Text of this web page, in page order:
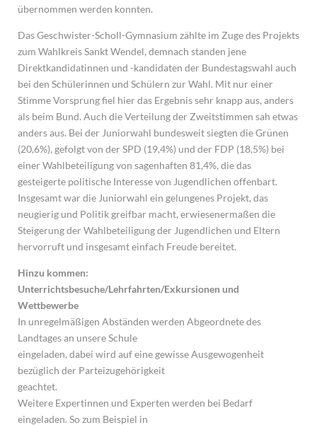
übernommen werden konnten.
Das Geschwister-Scholl-Gymnasium zählte im Zuge des Projekts
zum Wahlkreis Sankt Wendel, demnach standen jene
Direktkandidatinnen und -kandidaten der Bundestagswahl auch
bei den Schülerinnen und Schülern zur Wahl. Mit nur einer
Stimme Vorsprung fiel hier das Ergebnis sehr knapp aus, anders
als beim Bund. Auch die Verteilung der Zweitstimmen sah etwas
anders aus. Bei der Juniorwahl bundesweit siegten die Grünen
(20,6%), gefolgt von der SPD (19,4%) und der FDP (18,5%) bei
einer Wahlbeteiligung von sagenhaften 81,4%, die das
gesteigerte politische Interesse von Jugendlichen offenbart.
Insgesamt war die Juniorwahl ein gelungenes Projekt, das
neugierig und Politik greifbar macht, erwiesenermaßen die
Steigerung der Wahlbeteiligung der Jugendlichen und Eltern
hervorruft und insgesamt einfach Freude bereitet.
Hinzu kommen:
Unterrichtsbesuche/Lehrfahrten/Exkursionen und
Wettbewerbe
In unregelmäßigen Abständen werden Abgeordnete des
Landtages an unsere Schule
eingeladen, dabei wird auf eine gewisse Ausgewogenheit
bezüglich der Parteizugehörigkeit
geachtet.
Weitere Expertinnen und Experten werden bei Bedarf
eingeladen. So zum Beispiel in